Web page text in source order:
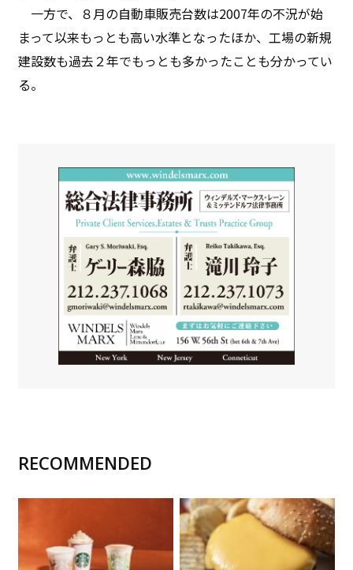
一方で、８月の自動車販売台数は2007年の不況が始
まって以来もっとも高い水準となったほか、工場の新規
建設数も過去２年でもっとも多かったことも分かってい
る。
RECOMMENDED